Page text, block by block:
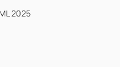
2025